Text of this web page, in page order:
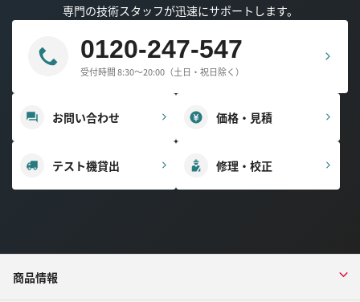
専門の技術スタッフが迅速にサポートします。
0120-247-547
受付時間 8:30～20:00（土日・祝日除く）
お問い合わせ 価格・見積
テスト機貸出 修理・校正
商品情報